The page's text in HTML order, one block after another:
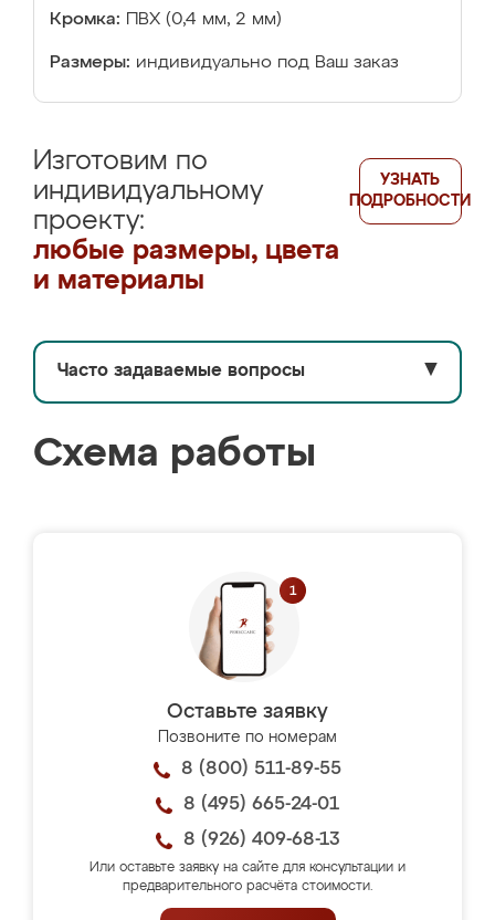
Кромка: ПВХ (0,4 мм, 2 мм)
Размеры: индивидуально под Ваш заказ
Изготовим по
индивидуальному
проекту:
любые размеры, цвета
и материалы
УЗНАТЬ
ПОДРОБНОСТИ
Часто задаваемые вопросы ▼
Схема работы
Оставьте заявку
Позвоните по номерам
8 (800) 511-89-55
8 (495) 665-24-01
8 (926) 409-68-13
Или оставьте заявку на сайте для консультации и
предварительного расчёта стоимости.